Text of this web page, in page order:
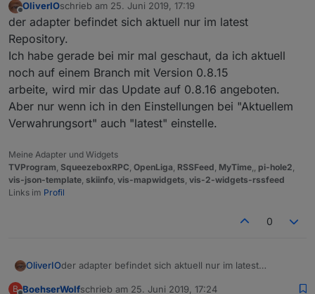
Offline
OliverIOschrieb am 25. Juni 2019, 17:19
zuletzt editiert von
der adapter befindet sich aktuell nur im latest
Repository.
Ich habe gerade bei mir mal geschaut, da ich aktuell
noch auf einem Branch mit Version 0.8.15
arbeite, wird mir das Update auf 0.8.16 angeboten.
Aber nur wenn ich in den Einstellungen bei "Aktuellem
Verwahrungsort" auch "latest" einstelle.
Meine Adapter und Widgets
TVProgram, SqueezeboxRPC, OpenLiga, RSSFeed, MyTime,, pi-hole2,
vis-json-template, skiinfo, vis-mapwidgets, vis-2-widgets-rssfeed
Links im Profil
0
OliverIOder adapter befindet sich aktuell nur im latest
B BoehserWolfschrieb am 25. Juni 2019, 17:24